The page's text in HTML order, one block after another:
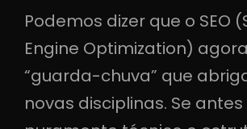
Podemos dizer que o SEO
Engine Optimization)
“guarda-chuva” que
novas disciplinas. Se